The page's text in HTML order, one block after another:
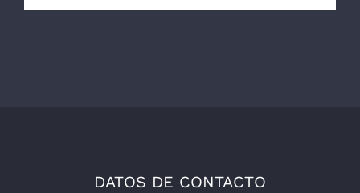
DATOS DE CONTACTO